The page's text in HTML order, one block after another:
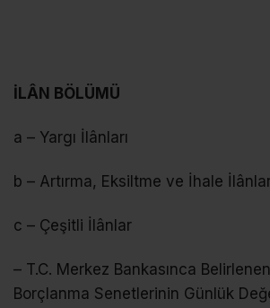
İLÂN BÖLÜMÜ
a – Yargı İlânları
b – Artırma, Eksiltme ve İhale
c – Çeşitli İlânlar
– T.C. Merkez Bankasınca
Borçlanma Senetlerinin Günlük